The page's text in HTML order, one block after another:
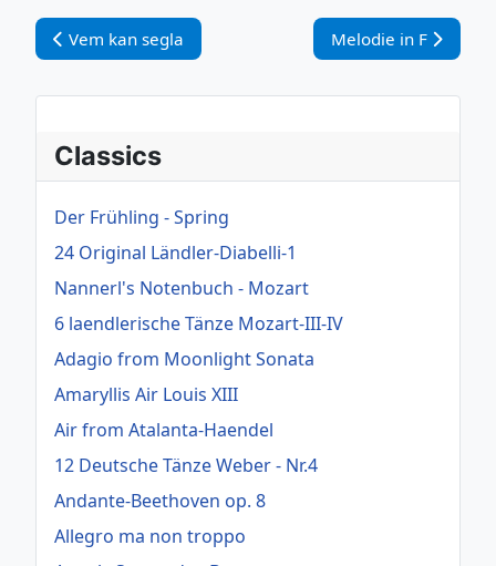
Vorheriger Beitrag: Vem kan segla
Vem kan segla Nächster Beitrag:
Melodie in F
Classics
Der Frühling - Spring
24 Original Ländler-Diabelli-1
Nannerl's Notenbuch - Mozart
6 laendlerische Tänze Mozart-III-IV
Adagio from Moonlight Sonata
Amaryllis Air Louis XIII
Air from Atalanta-Haendel
12 Deutsche Tänze Weber - Nr.4
Andante-Beethoven op. 8
Allegro ma non troppo